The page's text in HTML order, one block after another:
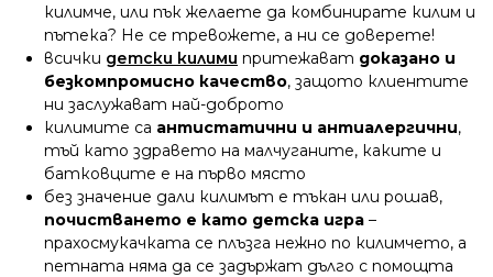
килимче, или пък желаете да комбинирате килим и
пътека? Не се тревожете, а ни се доверете!
всички детски килими притежават доказано и
безкомпромисно качество, защото клиентите
ни заслужават най-доброто
килимите са антистатични и антиалергични,
тъй като здравето на малчуганите, каките и
батковците е на първо място
без значение дали килимът е тъкан или рошав,
почистването е като детска игра –
прахосмукачката се плъзга нежно по килимчето, а
петната няма да се задържат дълго с помощта